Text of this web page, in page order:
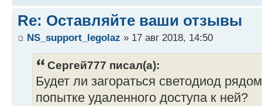
Re: Оставляйте ваши отзывы
NS_support_legolaz » 17 авг 2018, 14:50
Сергей777 писал(а):
Будет ли загораться светодиод
попытке удаленного доступа к ней?